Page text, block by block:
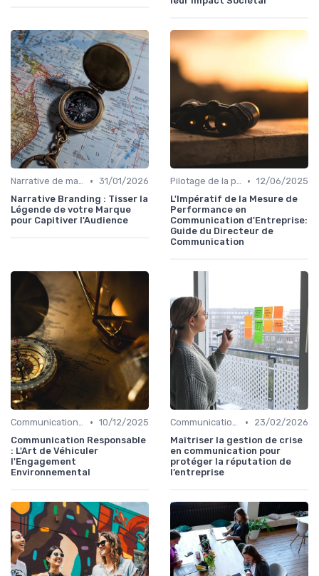
Narrative de marque & storytelling • 31/01/2026
Narrative Branding : Tisser la
Légende de votre Marque
pour Capitiver l'Audience
Pilotage de la performance communication • 12/06/2025
L'Impératif de la Mesure de
Performance en
Communication d'Entreprise:
Guide du Directeur de
Communication
Communication de crise • 10/12/2025
Communication Responsable
: L'Art de Véhiculer
l'Engagement
Environnemental
Communication de crise •
23/02/2026
Maîtriser la gestion de crise
en communication pour
protéger la réputation de
l’entreprise